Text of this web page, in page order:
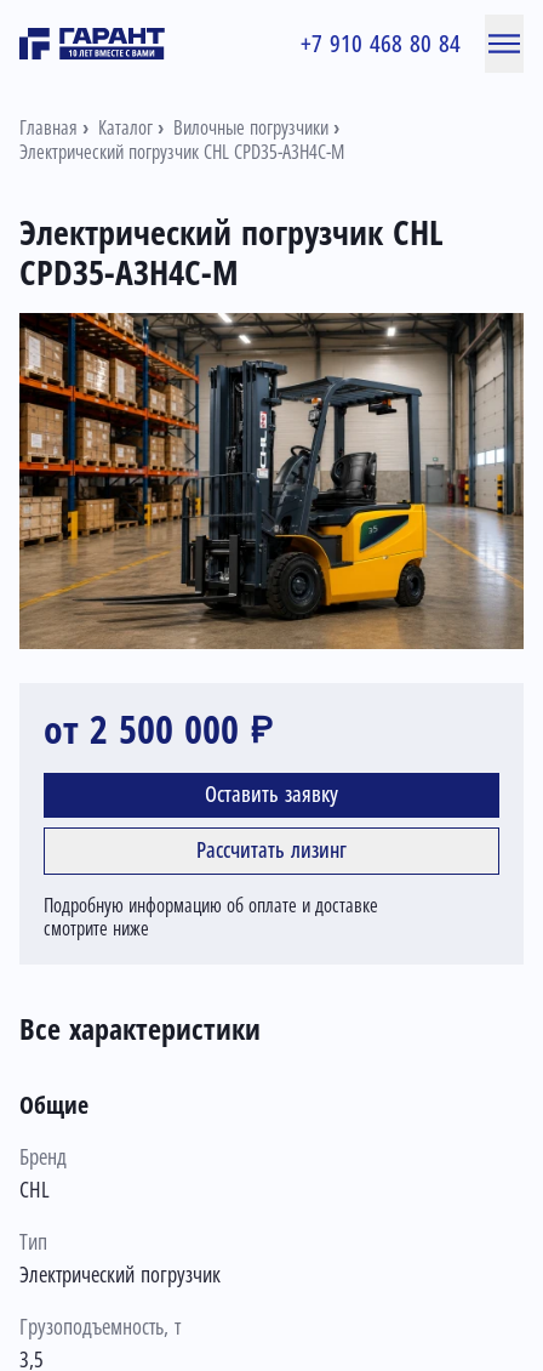
+7 910 468 80 84
Главная Каталог
Вилочные погрузчики
Электрический погрузчик CHL CPD35-A3H4C-M
Электрический погрузчик CHL
CPD35-A3H4C-M
от 2 500 000 ₽
Оставить заявку
Рассчитать лизинг
Подробную информацию об оплате и доставке
смотрите ниже
Все характеристики
Общие
Бренд
CHL
Тип
Электрический погрузчик
Грузоподъемность, т
3,5